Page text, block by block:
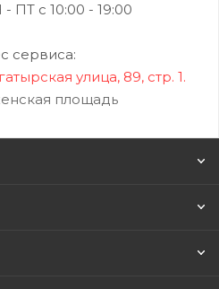
ПТ с 10:00 - 19:00
сервиса:
улица, 89, стр. 1.
площадь